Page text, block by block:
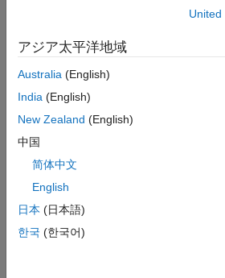
ID_1—IDof constraint
character vector
Examples
expand all
Specify a Prerequisite
Version History
United
アジア太平洋地域
Australia (English)
India (English)
New Zealand (English)
中国
简体中文
English
日本 (日本語)
한국 (한국어)